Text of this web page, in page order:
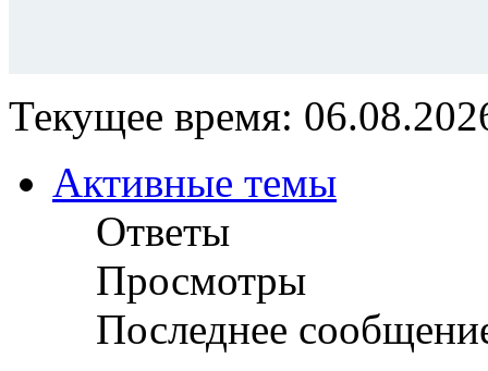
Текущее время:
Активные темы
Ответы
Просмотры
Последнее